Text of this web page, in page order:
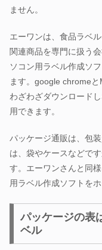
ません。
エーワンは、食品ラベ
関連商品を専門に扱う会
ソコン用ラベル作成ソ
ます。google chromeと
わざわざダウンロード
用できます。
パッケージ通販は、包
は、袋やケースなどで
す。エーワンさんと同
用ラベル作成ソフトを
パッケージの表
ベル